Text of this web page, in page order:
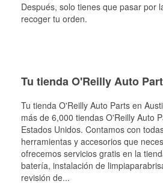
Después, solo tienes que pasar por
recoger tu orden.
Tu tienda O'Reilly Auto
Tu tienda O'Reilly Auto Parts en
más de 6,000 tiendas O'Reilly Auto
Estados Unidos. Contamos con
herramientas y accesorios que
ofrecemos servicios gratis en la
batería, instalación de
revisión de...